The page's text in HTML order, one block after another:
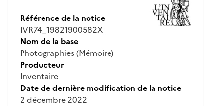
Référence de la notice
IVR74_19821900582X
Nom de la base
Photographies (Mémoire)
Producteur
Inventaire
Date de dernière modification de la notice
2 décembre 2022